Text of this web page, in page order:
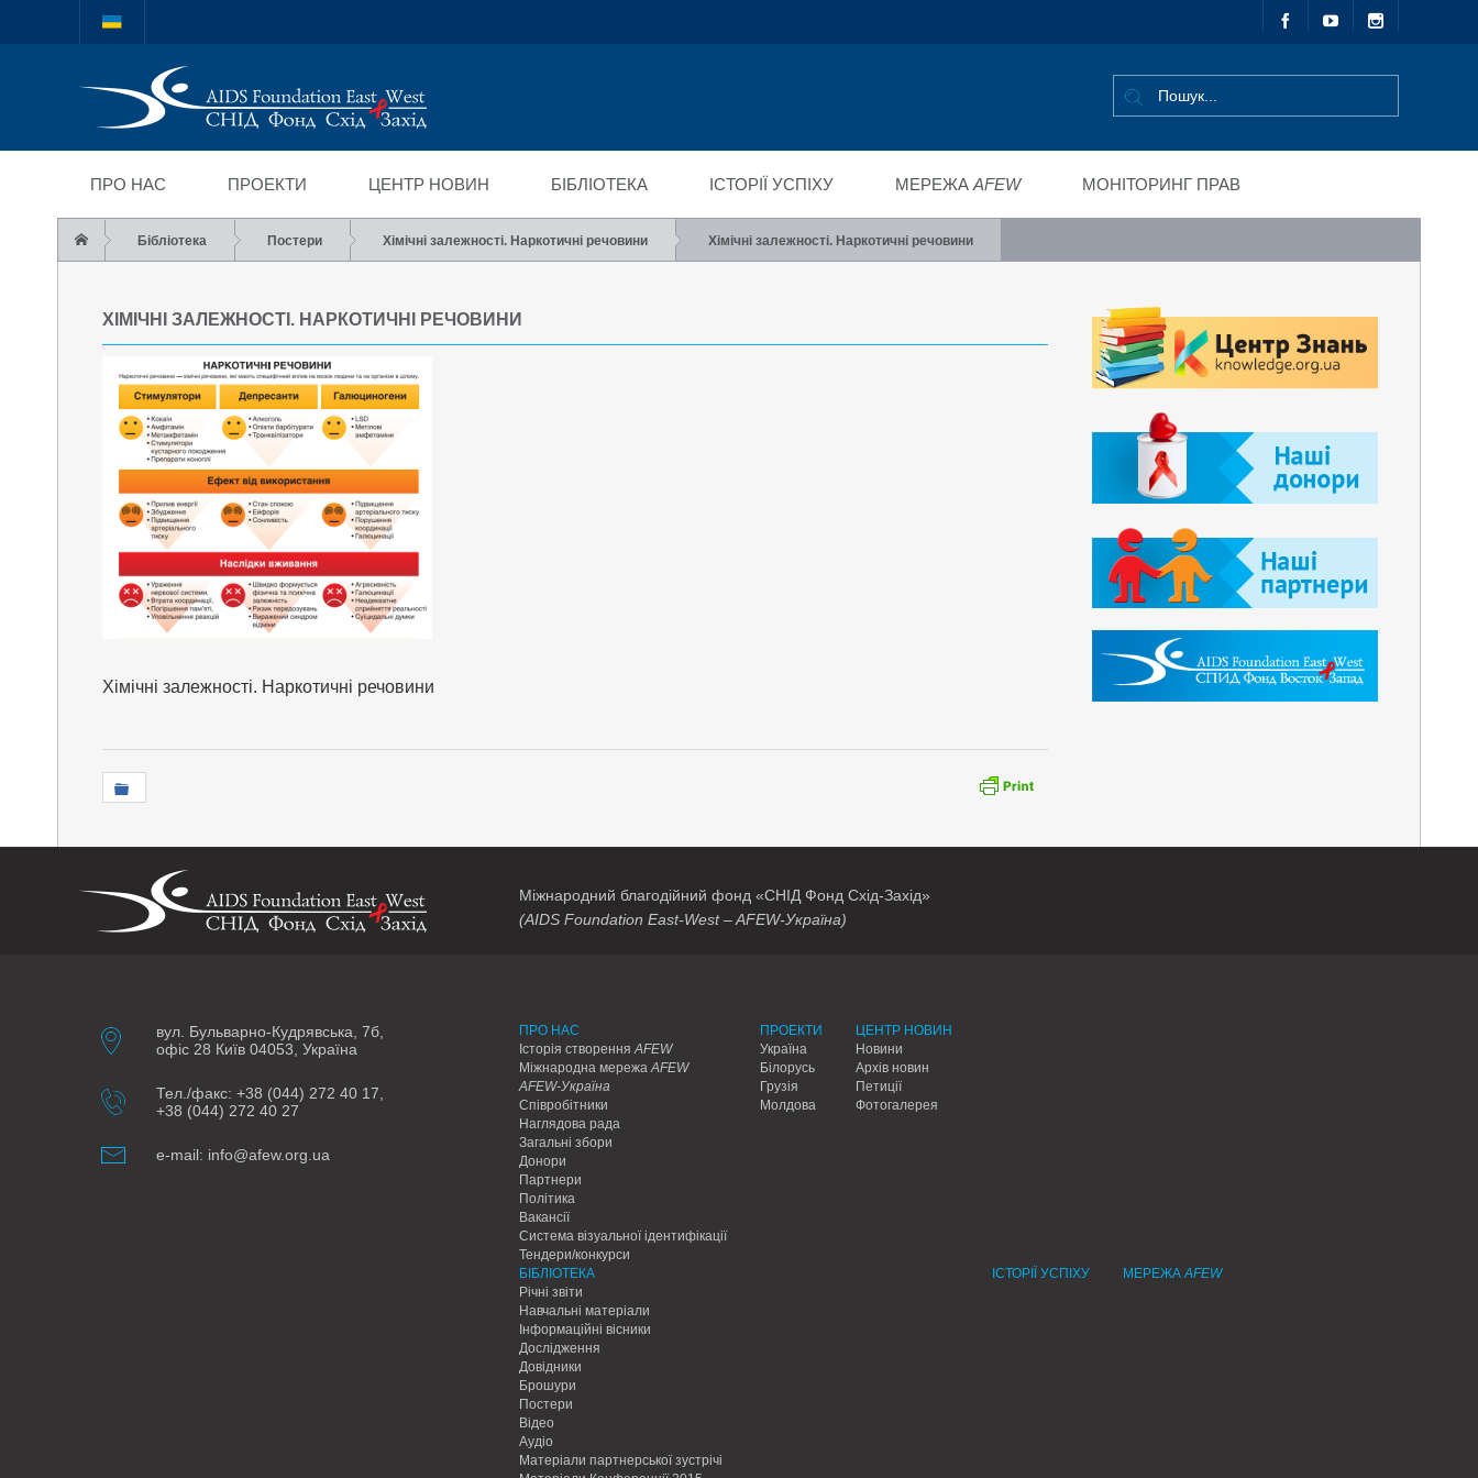
Міжнародний благодійний фонд
"СНІД Фонд Схід-Захід"
ПРО НАС ПРОЕКТИ ЦЕНТР НОВИН БІБЛІОТЕКА ІСТОРІЇ УСПІХУ МЕРЕЖА AFEW МОНІТОРИНГ ПРАВ
Бібліотека Постери Хімічні залежності. Наркотичні речовини Хімічні залежності. Наркотичні речовини
ХІМІЧНІ ЗАЛЕЖНОСТІ. НАРКОТИЧНІ РЕЧОВИНИ
Хімічні залежності. Наркотичні речовини
Міжнародний благодійний фонд «СНІД Фонд Схід-Захід»
(AIDS Foundation East-West – AFEW-Україна)
вул. Бульварно-Кудрявська, 7б,
офіс 28 Київ 04053, Україна
Тел./факс: +38 (044) 272 40 17,
+38 (044) 272 40 27
e-mail: info@afew.org.ua
ПРО НАС
Історія створенняAFEW
Міжнародна мережаAFEW
AFEW-Україна
Співробітники
Наглядова рада
Загальні збори
Донори
Партнери
Політика
Вакансії
Система візуальної ідентифікації
Тендери/конкурси
ПРОЕКТИ
Україна
Білорусь
Грузія
Молдова
ЦЕНТР НОВИН
Новини
Архів новин
Петиції
Фотогалерея
БІБЛІОТЕКА
Річні звіти
Навчальні матеріали
Інформаційні вісники
Дослідження
Довідники
Брошури
Постери
Відео
Аудіо
Матеріали партнерської зустрічі
ІСТОРІЇ УСПІХУ МЕРЕЖАAFEW